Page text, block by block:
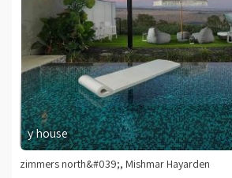
y house
zimmers north&#039;, Mishmar Hayarden